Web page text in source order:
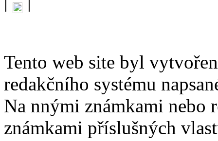
Tento web site byl
redakčního systému
Na nnými známkami nebo
známkami příslušných